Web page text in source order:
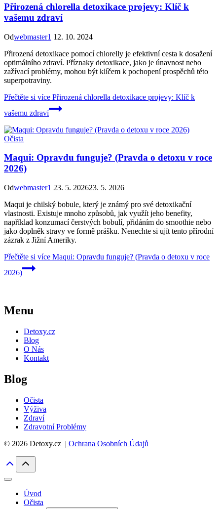
Přirozená chlorella detoxikace projevy: Klíč k
vašemu zdraví
Odwebmaster1 12. 10. 2024
Přirozená detoxikace pomocí chlorelly je efektivní cesta k dosažení
optimálního zdraví. Příznaky detoxikace, jako je únavnost nebo
zažívací problémy, mohou být klíčem k pochopení prospěchů této
superpotraviny.
Přečtěte si více Přirozená chlorella detoxikace projevy: Klíč k
vašemu zdraví
Očista
Maqui: Opravdu funguje? (Pravda o detoxu v roce
2026)
Odwebmaster1 23. 5. 202623. 5. 2026
Maqui je chilský bobule, který je známý pro své detoxikační
vlastnosti. Existuje mnoho způsobů, jak využít jeho benefity,
například konzumací čerstvých bobulí, přidáním do smoothie nebo
jako doplněk stravy ve formě prášku. Nenechte si ujít tento přírodní
zázrak z Jižní Ameriky.
Přečtěte si více Maqui: Opravdu funguje? (Pravda o detoxu v roce
2026)
Menu
Detoxy.cz
Blog
O Nás
Kontakt
Blog
Očista
Výživa
Zdraví
Zdravotní Problémy
© 2026 Detoxy.cz | Ochrana Osobních Údajů
Úvod
Očista